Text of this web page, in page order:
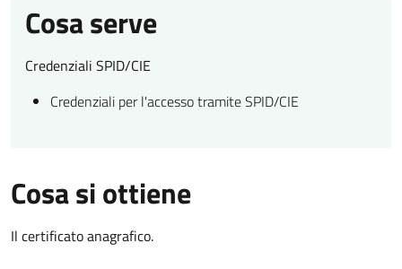
Cosa serve
Credenziali SPID/CIE
Credenziali per l'accesso tramite SPID/CIE
Cosa si ottiene
Il certificato anagrafico.